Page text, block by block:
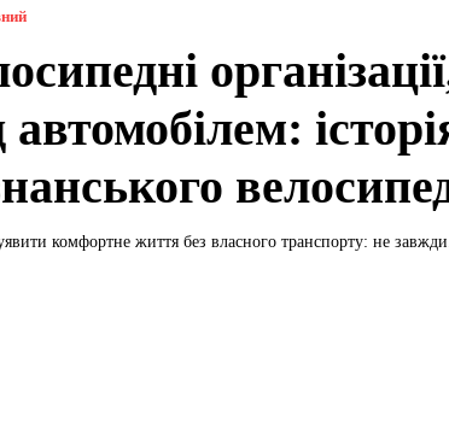
автомобілем:
комфортне життя без власного транспорту: не